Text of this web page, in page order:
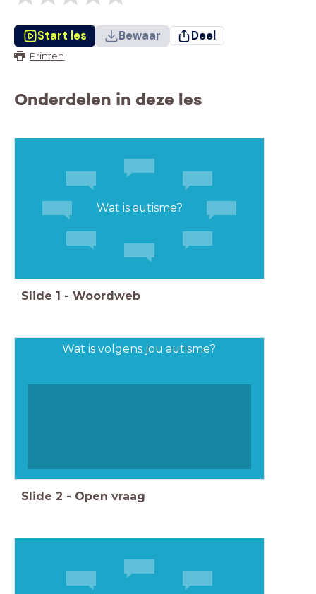
Start les Bewaar Deel
Printen
Onderdelen in deze les
Wat is autisme?
Slide 1 - Woordweb
Wat is volgens jou autisme?
Slide 2 - Open vraag